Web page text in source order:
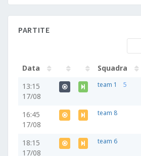
PARTITE
Data Squadra
Data
Squadra
13:15
17/08
team 1 5
16:45
17/08
team 8
18:15
17/08
team 6